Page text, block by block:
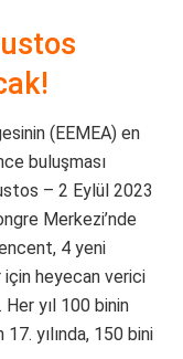
(EEMEA) en
buluşması
– 2 Eylül 2023
Merkezi’nde
4 yeni
için heyecan verici
yıl 100 binin
yılında, 150 bini